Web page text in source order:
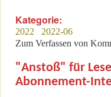
Kategorie:
2022
2022-06
Zum Verfassen von
"Anstoß" für
Abonnement-